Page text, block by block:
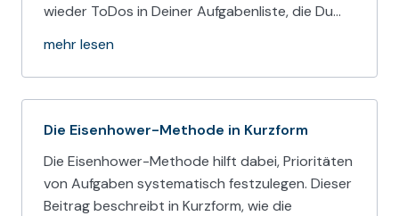
wieder ToDos in Deiner Aufgabenliste, die Du…
mehr lesen
Die Eisenhower-Methode in Kurzform
Die Eisenhower-Methode hilft dabei, Prioritäten
von Aufgaben systematisch festzulegen. Dieser
Beitrag beschreibt in Kurzform, wie die